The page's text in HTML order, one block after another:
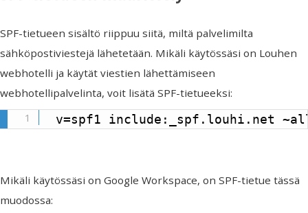
SPF-tietueen sisältö riippuu siitä, miltä palvelimilta
sähköpostiviestejä lähetetään. Mikäli käytössäsi on Louhen
webhotelli ja käytät viestien lähettämiseen
webhotellipalvelinta, voit lisätä SPF-tietueeksi:
v=spf1 include:_spf.louhi.net
Mikäli käytössäsi on Google Workspace, on SPF-tietue tässä
muodossa: